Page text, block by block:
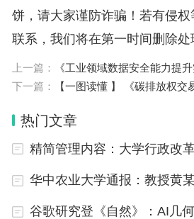
饼，请大家谨防诈骗！若有侵
联系，我们将在第一时间删除处
上一篇：
《工业领域数据安全能力提升实
下一篇：
【一图读懂 】 《碳排放权交
热门文章
精简管理内容：大学行政改
华中农业大学通报：教授黄